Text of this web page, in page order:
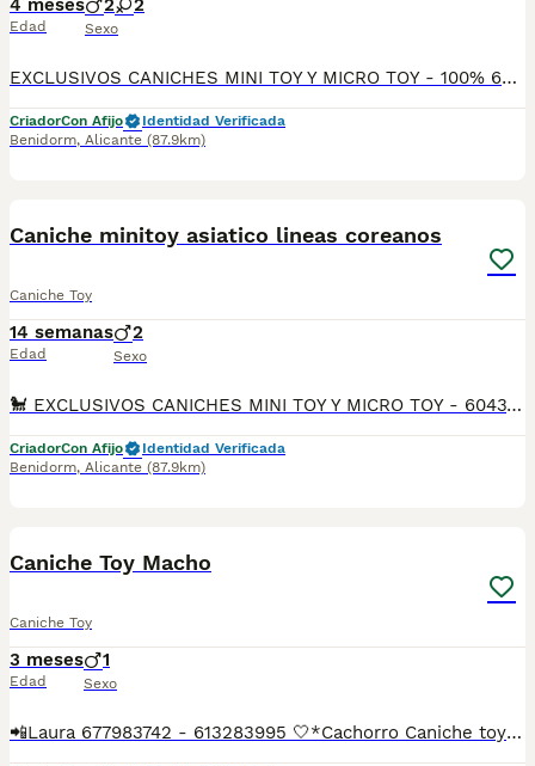
4 meses
Edad
2 2
Sexo
EXCLUSIVOS CANICHES MINI TOY Y MICRO TOY - 100% 604370339 🐩 ​Descubre la máxima expresión de la belleza en la raza con nuestras espectaculares camadas de Caniche Toy con alta genética asiática (Línea Coreana / Teddy Bear) al 50% y 75%. ​Olvídate de los caniches tradicionales; estos cachorros cuentan con la morfología asiática más cotizada del mundo: morros extremadamente chatos, ojos enormes y redondos, patitas súper cortas y cuerpos ultracompactos que mantienen el tamaño de cachorro durante toda su vida. ​🇨🇳🇰🇷 GENÉTICA EXCLUSIVA SELECCIONADA: ​Línea 50% y 75% Asiática: Morfología "tipo peluche" garantizada con fisonomía de oso. ​Colores Premium: Rojo Intenso (Red) y Apricot (Albaricoque) limpios y brillantes. ​Calidad de pelo: Rizo perfecto, denso y algodonoso. Raza 100% hipoalergénica ​Origen: Cría nacional y responsable en ambiente familiar. Rechaza importaciones. ​📋 SALUD Y DOCUMENTACIÓN DE PRIMERA: ​Cartilla oficial sanitaria de veterinario colegiado en España. ​Vacunación completa acorde a su edad y microchip obligatorio implantado. ​Desparasitados rigurosamente de forma interna y externa. ​Garantías por escrito: Contrato legal con garantías víricas y genéticas/hereditarias. ​Son cachorros criados con un temperamento alegre, extremadamente inteligentes, limpios y muy equilibrados. ​📲 TRANSPARENCIA Y SERIEDAD ABSOLUTA. No te dejes engañar con fotos falsas. Te enviamos vídeos actuales y reales por WhatsApp de los cachorros disponibles y de los padres. Posibilidad de venir a verlos en mano o envío a toda España mediante transporte especializado autorizado. ¡Contáctanos ya! ​Palabras clave para el buscador (SEO): caniche toy, caniche mini toy, caniche asiatico, caniche coreano, caniche teddy bear, caniche rojo, caniche toy red, caniche apricot, caniche nacional, comprar caniche toy, caniche micro toy, caniche toy miniatura. https://breedregistry.emergent.host/
CriadorCon Afijo
Identidad Verificada
Benidorm, Alicante (87.9km)
Caniche minitoy asiatico lineas coreanos
Caniche Toy
14 semanas
Edad
2
Sexo
​🐩 EXCLUSIVOS CANICHES MINI TOY Y MICRO TOY - 604370339 🐩 ​Descubre la máxima expresión de la belleza en la raza con nuestras espectaculares camadas de Caniche Toy con alta genética asiática (Línea Coreana / Teddy Bear) al 50% y 75%. ​Tabien caniches europeos .Estos cachorros cuentan con la morfología asiática más cotizada del mundo: morros extremadamente chatos, ojos enormes y redondos, patitas súper cortas y cuerpos ultracompactos que mantienen el tamaño de cachorro durante toda su vida. ​🇨🇳🇰🇷 GENÉTICA EXCLUSIVA SELECCIONADA: ​Línea 50% y 75% Asiática: Morfología "tipo peluche" garantizada con fisonomía de oso. ​Colores Premium: Rojo Intenso (Red) y Apricot (Albaricoque) limpios y brillantes. ​Calidad de pelo: Rizo perfecto, denso y algodonoso. Raza 100% hipoalergénica ​Origen: Cría 100% nacional y responsable en ambiente familiar. ​📋 SALUD Y DOCUMENTACIÓN DE PRIMERA: ​Cartilla oficial sanitaria de veterinario colegiado en España. ​Vacunación completa acorde a su edad y microchip obligatorio implantado. ​Desparasitados rigurosamente de forma interna y externa. ​Garantías por escrito: Contrato legal con garantías víricas y genéticas/hereditarias. ​Son cachorros criados con un temperamento alegre, extremadamente inteligentes, limpios y muy equilibrados. ​📲 TRANSPARENCIA Y SERIEDAD ABSOLUTA. No te dejes engañar con fotos falsas. Te enviamos vídeos actuales y reales por WhatsApp de los cachorros disponibles y de los padres. Posibilidad de venir a verlos en mano o envío a toda España mediante transporte especializado autorizado. ¡Contáctanos ya! ​Palabras clave para el buscador caniche asiatico, caniche coreano, caniche teddy bear, caniche rojo, caniche toy red, caniche apricot, caniche nacional, comprar caniche toy, caniche micro toy, caniche toy miniatura. Benidorm,Alicante,Valencia,Elche,Altea,Calpe,morirá,ondara,,torrevieja ,Denia,Gandía ,Castellón,Murcia,madrid ,barcelona ,ibiza ,Mallorca ,Almería.
CriadorCon Afijo
Identidad Verificada
Benidorm, Alicante (87.9km)
Caniche Toy Macho
Caniche Toy
3 meses
Edad
1
Sexo
📲Laura 677983742 - 613283995 🤍*Cachorro Caniche toy macho*🤍 ¿Buscas un nuevo compañero para tu hogar? ❤️ Tenemos preciosos cachorros listos para encontrar una familia responsable. ✅ Vacunados ✅ Desparasitados ✅ Cartilla sanitaria ✅ Garantías incluidas ✅ Máxima atención y cuidado Se hacen envíos a toda España: Andalucía: Almería, Cádiz, Córdoba, Granada, Huelva, Jaén, Málaga, Sevilla.Aragón: Huesca, Teruel, Zaragoza.Asturias: Oviedo.Baleares: Palma.Canarias: Las Palmas de Gran Canaria, Santa Cruz de Tenerife.Cantabria: Santander.Castilla-La Mancha: Albacete, Ciudad Real, Cuenca, Guadalajara, Toledo.Castilla y León: Ávila, Burgos, León, Palencia, Salamanca, Segovia, Soria, Valladolid, Zamora.Cataluña: Barcelona, Gerona (Girona), Lérida (Lleida), Tarragona.Comunidad Valenciana: Alicante, Castellón de la Plana, Valencia.Extremadura: Badajoz, Cáceres.Galicia: La Coruña (A Coruña), Lugo, Orense (Ourense), Pontevedra.La Rioja: Logroño.Madrid: Madrid.Murcia: Murcia.Navarra: Pamplona.País Vasco: Bilbao (Vizcaya), San Sebastián (Guipúzcoa), Vitoria (Álava). 🐾 Cachorros sanos, sociables y criados con mucho cariño. 📲 ¡Pregunta sin compromiso por disponibilidad, fotos y precios por mensaje privado!